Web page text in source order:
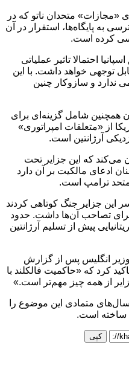
«مجازات» متحدان ناتو که در
به پایگاه‌ها، استقرار در آن
کرده است.
احتمالا تاثیر عملیاتی
توجهی خواهد داشت. با این
ندارد و سازوکار چنین
همچنین شامل گزینه‌ای برای
از «متعلقات امپراتوری»
آرژانتین است.
می‌کند که این جزایر تحت
ادعای مالکیت بر آن دارد
ترامپ است.
و آرژانتین در سال ۱۹۸۲ بر سر این جزایر جنگ کوتاهی کردند
تصاحب آن‌ها داشت. حدود
و ۲۵۵ سرباز بریتانیایی پیش از تسلیم آرژانتین
انگلیس پس از گزارش
کرد که «حاکمیت فالکلند با
از همه چیز مهم‌تر است.»
متمادی این موضوع را
ساخته‌ است.
کپی